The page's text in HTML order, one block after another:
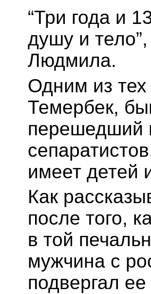
“Три года и
душу и
Людмила.
Одним из
Темербек,
перешедший
имеет детей
Как
после того,
в той
мужчина с
подвергал